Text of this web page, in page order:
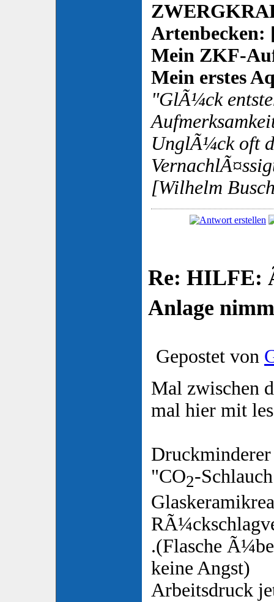
Artenbecken:
Mein ZKF-
Mein erstes
"GlÃ¼ck
UnglÃ¼ck oft
[Wilhelm
Re: HILFE:
Anlage
Gepostet von
Mal zwischen
mal hier mit
"CO2-
.(Flasche
keine Angst)
Arbeitsdruck